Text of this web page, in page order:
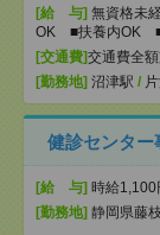
[給 与] 無資格未
OK ■扶養内OK ■
[交通費]交通費全
[勤務地] 沼津駅 /
健診センタ
[給 与] 時給1,100
[勤務地] 静岡県藤